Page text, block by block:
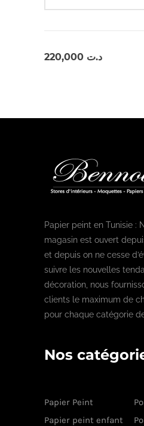
د.ت
Papier peint en Tunisie :
magasin est ouvert
et depuis on ne cesse
suivre les nouvelles
décoration, nous
clients le maximum de
pour chaque catégorie
Nos
Papier Peint
Papier peint enfant